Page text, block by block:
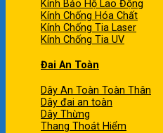
Kính Bảo Hộ Lao Động
Kính Chống Hóa Chất
Kính Chống Tia Laser
Kính Chống Tia UV
Đai An Toàn
Dây An Toàn Toàn Thân
Dây đai an toàn
Dây Thừng
Thang Thoát Hiểm